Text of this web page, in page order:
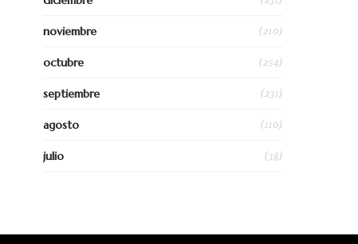
noviembre (210)
octubre (254)
septiembre (231)
agosto (110)
julio (38)